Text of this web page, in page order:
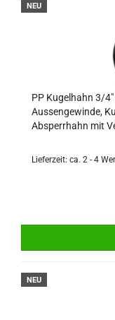
NEU
PP Kugelhahn 3/
Aussengewinde,
Absperrhahn mit
Lieferzeit: ca. 2 - 4
NEU